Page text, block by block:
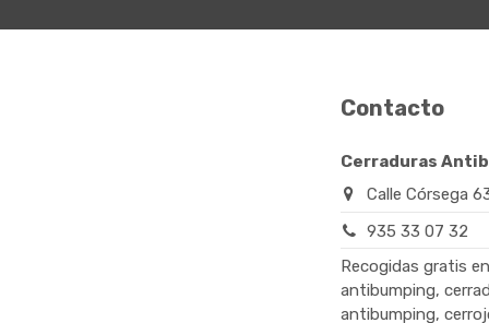
Contacto
Cerraduras
Calle Córsega
935 33 07 32
Recogidas gratis
antibumping,
antibumping,